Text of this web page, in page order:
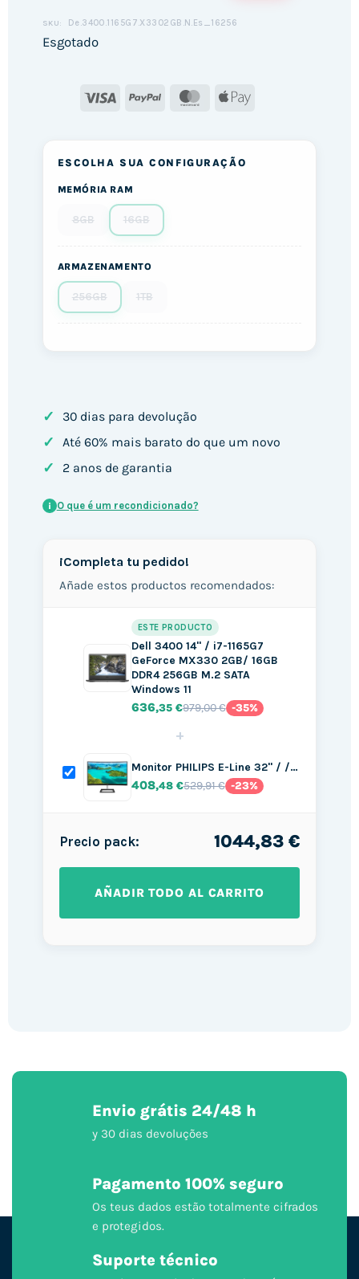
SKU: De.3400.1165G7.X3302GB.N.Es_16256
Esgotado
Visa PayPal MasterCard
Apple
ESCOLHA SUA CONFIGURAÇÃO
MEMÓRIA RAM
8GB 16GB
ARMAZENAMENTO
256GB 1TB
✓ 30 dias para devolução
✓ Até 60% mais barato do que um novo
✓ 2 anos de garantia
i O que é um recondicionado?
¡Completa tu pedido!
Añade estos productos recomendados:
ESTE PRODUCTO
Dell 3400 14" / i7-1165G7
GeForce MX330 2GB/ 16GB
DDR4 256GB M.2 SATA
Windows 11
636,35 €979,00 € -35%
+
Monitor PHILIPS E-Line 32" / /…
408,48 €529,91 € -23%
Precio pack: 1044,83 €
AÑADIR TODO AL CARRITO
Envio grátis 24/48 h
y 30 dias devoluções
Pagamento 100% seguro
Os teus dados estão totalmente cifrados
e protegidos.
Suporte técnico